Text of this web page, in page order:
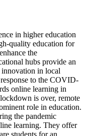
in higher education
quality education for
the
hubs provide an
in local
to the COVID-
online learning in
is over, remote
role in education.
the pandemic
learning. They offer